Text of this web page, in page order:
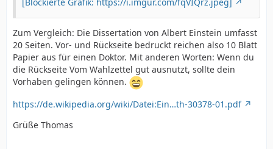
Zum Vergleich: Die Dissertation von Albert Einstein umfasst
20 Seiten. Vor- und Rückseite bedruckt reichen also 10 Blatt
Papier aus für einen Doktor. Mit anderen Worten: Wenn du
die Rückseite Vom Wahlzettel gut ausnutzt, sollte dein
Vorhaben gelingen können.
https://de.wikipedia.org/wiki/Datei:Ein…th-30378-01.pdf
Grüße Thomas